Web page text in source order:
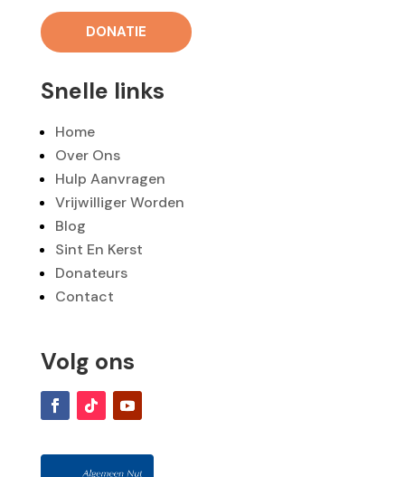
DONATIE
Snelle links
Home
Over Ons
Hulp Aanvragen
Vrijwilliger Worden
Blog
Sint En Kerst
Donateurs
Contact
Volg ons